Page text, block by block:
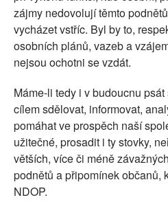
zájmy nedovolují těmto
vycházet vstříc. Byl by to,
osobních plánů, vazeb a
nejsou ochotni se vzdát.
Máme-li tedy i v budoucnu
cílem sdělovat, informovat,
pomáhat ve prospěch naší
užitečné, prosadit i ty stovky,
větších, více či méně
podnětů a připomínek občanů,
NDOP.